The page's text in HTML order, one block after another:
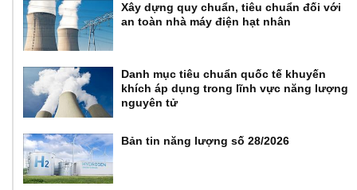
Xây dựng quy chuẩn, tiêu chuẩn đối với
an toàn nhà máy điện hạt nhân
Danh mục tiêu chuẩn quốc tế khuyến
khích áp dụng trong lĩnh vực năng lượng
nguyên tử
Bản tin năng lượng số 28/2026